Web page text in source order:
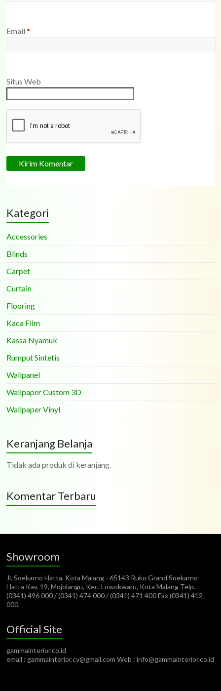
Email*
Situs Web
Kategori
Accessories
Blinds
Carpet
Curtain
Flooring
Kaca Film
Kassa Nyamuk
Rumput Sintetis
Wallpanel
Wallpaper Custom 3D
Wallpaper Vinyl
Keranjang Belanja
Tidak ada produk di keranjang.
Komentar Terbaru
Showroom
Jl. Soekarno Hatta, Kota Malang - 65143 Ruko Grand Soekarno
Hatta Kav. 19, Mojolangu, Kec. Lowokwaru, Kota Malang Telp.
(0341) 496 000 / (0341) 474 000 / (0341) 471 400 Fax (0341) 412
000.
Official Site
gammainterior.co.id
email : gammainterior.cv@gmail.com Web : info@gammainterior.co.id